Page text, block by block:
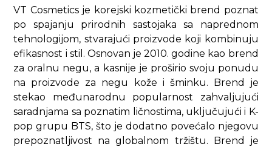
VT Cosmetics je korejski kozmetički brend poznat
po spajanju prirodnih sastojaka sa naprednom
tehnologijom, stvarajući proizvode koji kombinuju
efikasnost i stil. Osnovan je 2010. godine kao brend
za oralnu negu, a kasnije je proširio svoju ponudu
na proizvode za negu kože i šminku. Brend je
stekao međunarodnu popularnost zahvaljujući
saradnjama sa poznatim ličnostima, uključujući i K-
pop grupu BTS, što je dodatno povećalo njegovu
prepoznatljivost na globalnom tržištu. Brend je